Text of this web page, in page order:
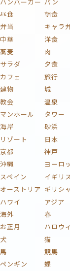
昼食
朝食
弁当
キャラ
中華
洋食
蕎麦
肉
サラダ
夕食
カフェ
旅行
建物
城
教会
温泉
マンホール
タワー
海岸
砂浜
リゾート
日本
京都
神戸
沖縄
ヨーロ
スペイン
イギリ
オーストリア ギリシャ
ハワイ
アジア
海外
春
お正月
ハロウ
犬
猫
馬
競馬
ペンギン
蝶